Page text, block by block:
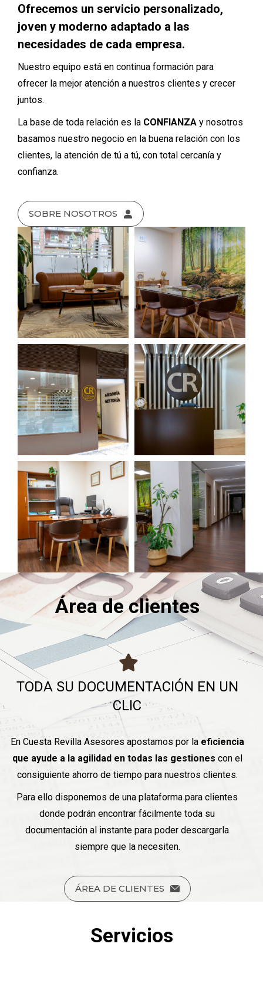
Ofrecemos un servicio personalizado,
joven y moderno adaptado a las
necesidades de cada empresa.
Nuestro equipo está en continua formación para
ofrecer la mejor atención a nuestros clientes y crecer
juntos.
La base de toda relación es la CONFIANZA y nosotros
basamos nuestro negocio en la buena relación con los
clientes, la atención de tú a tú, con total cercanía y
confianza.
SOBRE NOSOTROS
Área de clientes
TODA SU DOCUMENTACIÓN EN UN
CLIC
En Cuesta Revilla Asesores apostamos por la eficiencia
que ayude a la agilidad en todas las gestiones con el
consiguiente ahorro de tiempo para nuestros clientes.
Para ello disponemos de una plataforma para clientes
donde podrán encontrar fácilmente toda su
documentación al instante para poder descargarla
siempre que la necesiten.
ÁREA DE CLIENTES
Servicios